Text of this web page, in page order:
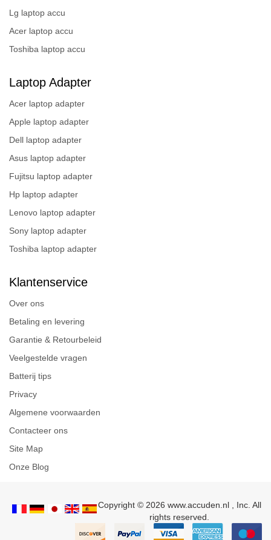
Lg laptop accu
Acer laptop accu
Toshiba laptop accu
Laptop Adapter
Acer laptop adapter
Apple laptop adapter
Dell laptop adapter
Asus laptop adapter
Fujitsu laptop adapter
Hp laptop adapter
Lenovo laptop adapter
Sony laptop adapter
Toshiba laptop adapter
Klantenservice
Over ons
Betaling en levering
Garantie & Retourbeleid
Veelgestelde vragen
Batterij tips
Privacy
Algemene voorwaarden
Contacteer ons
Site Map
Onze Blog
Copyright © 2026 www.accuden.nl , Inc. All
rights reserved.